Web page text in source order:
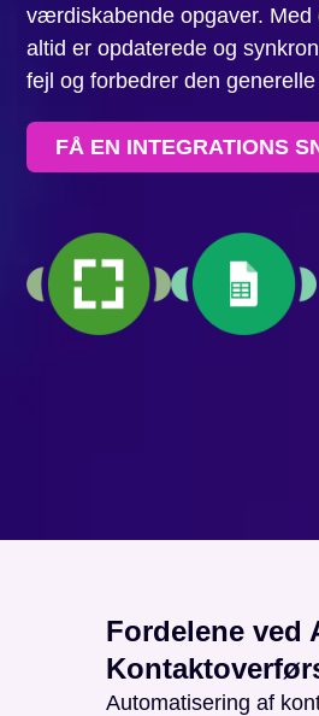
værdiskabende opgaver. Med
altid er opdaterede og
fejl og forbedrer den
FÅ EN INTEGRATIONS
Fordelene ved
Automatisering af